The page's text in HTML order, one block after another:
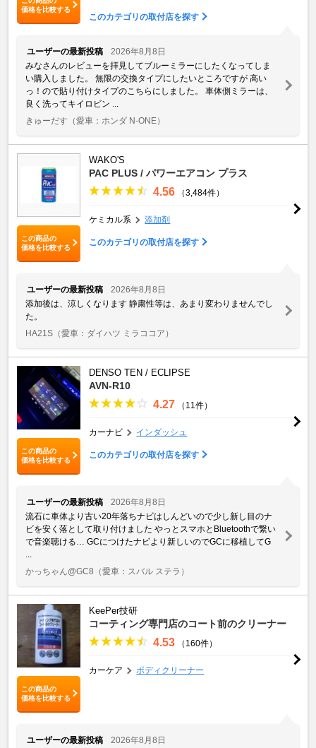
価格を比較する
このカテゴリの取付店を探す
ユーザーの最新投稿
2026年8月8日
みなさんのレビューを拝見してブルーミラーにしたくなってしま
い購入しました。 無限の交換タイプにしたいところですが 高い
っ！ので貼り付けタイプのこちらにしました。 車体側ミラーは、
良く洗ってキイロビン ...
きゅーだす （愛車：ホンダ N-ONE）
この商品の
価格を比較する
WAKO'S
PAC PLUS / パワーエアコン プラス
4.56 （3,484件）
ケミカル系 添加剤
このカテゴリの取付店を探す
ユーザーの最新投稿
2026年8月8日
添加後は、涼しくなります 静粛性等は、あまり変わりませんでし
た。
HA21S （愛車：ダイハツ ミラココア）
この商品の
価格を比較する
DENSO TEN / ECLIPSE
AVN-R10
4.27 （11件）
カーナビ インダッシュ
このカテゴリの取付店を探す
ユーザーの最新投稿
2026年8月8日
流石に車体より古い20年落ちナビはしんどいので少し新し目のナ
ビを安く落として取り付けました やっとスマホとBluetoothで繋い
で音楽聴ける… GCにつけたナビより新しいのでGCに移植してG
かっちゃん@GC8 （愛車：スバル ステラ）
この商品の
価格を比較する
KeePer技研
コーティング専門店のコート前のクリーナー
4.53 （160件）
カーケア ボディクリーナー
ユーザーの最新投稿
2026年8月8日